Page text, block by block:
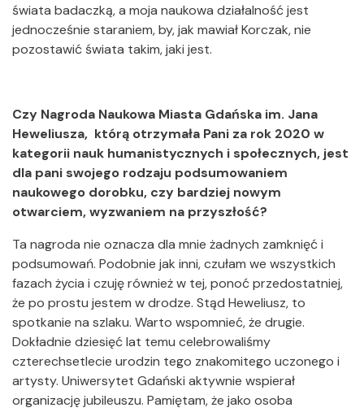
świata badaczką, a moja naukowa działalność jest
jednocześnie staraniem, by, jak mawiał Korczak, nie
pozostawić świata takim, jaki jest.
Czy Nagroda Naukowa Miasta Gdańska im. Jana
Heweliusza, którą otrzymała Pani za rok 2020 w
kategorii nauk humanistycznych i społecznych, jest
dla pani swojego rodzaju podsumowaniem
naukowego dorobku, czy bardziej nowym
otwarciem, wyzwaniem na przyszłość?
Ta nagroda nie oznacza dla mnie żadnych zamknięć i
podsumowań. Podobnie jak inni, czułam we wszystkich
fazach życia i czuję również w tej, ponoć przedostatniej,
że po prostu jestem w drodze. Stąd Heweliusz, to
spotkanie na szlaku. Warto wspomnieć, że drugie.
Dokładnie dziesięć lat temu celebrowaliśmy
czterechsetlecie urodzin tego znakomitego uczonego i
artysty. Uniwersytet Gdański aktywnie wspierał
organizację jubileuszu. Pamiętam, że jako osoba